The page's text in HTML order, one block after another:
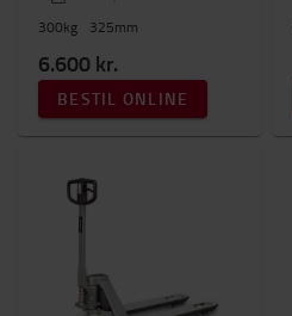
300kg 325mm
6.600 kr.
BESTIL ONLINE